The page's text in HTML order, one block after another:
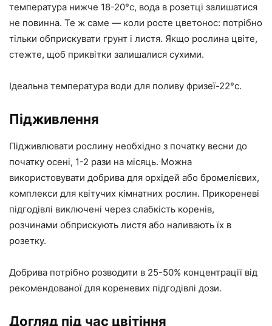
температура нижче 18-20°с, вода в розетці залишатися
не повинна. Те ж саме — коли росте цветонос: потрібно
тільки обприскувати грунт і листя. Якщо рослина цвіте,
стежте, щоб приквітки залишалися сухими.
Ідеальна температура води для поливу фризеї-22°с.
Підживлення
Підживлювати рослину необхідно з початку весни до
початку осені, 1-2 рази на місяць. Можна
використовувати добрива для орхідей або бромелієвих,
комплекси для квітучих кімнатних рослин. Прикореневі
підгодівлі виключені через слабкість коренів,
розчинами обприскують листя або наливають їх в
розетку.
Добрива потрібно розводити в 25-50% концентрації від
рекомендованої для кореневих підгодівлі дози.
Догляд під час цвітіння